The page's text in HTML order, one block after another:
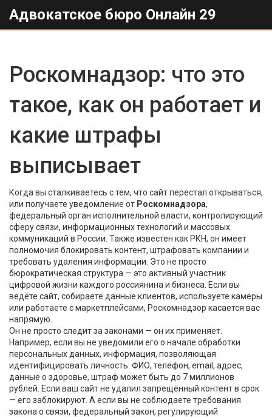
Адвокатское бюро Онлайн 29
Роскомнадзор: что это
такое, как он работает и
какие штрафы
выписывает
Когда вы сталкиваетесь с тем, что сайт перестал открываться,
или получаете уведомление от Роскомнадзора,
федеральный орган исполнительной власти, контролирующий
сферу связи, информационных технологий и массовых
коммуникаций в России . Также известен как РКН, он имеет
полномочия блокировать контент, штрафовать компании и
требовать удаления информации. Это не просто
бюрократическая структура — это активный участник
цифровой жизни каждого россиянина и бизнеса. Если вы
ведёте сайт, собираете данные клиентов, используете камеры
или работаете с маркетплейсами, Роскомнадзор касается вас
напрямую.
Он не просто следит за законами — он их применяет.
Например, если вы не уведомили его о начале обработки
персональных данных, информация, позволяющая
идентифицировать личность: ФИО, телефон, email, адрес,
данные о здоровье, штраф может быть до 7 миллионов
рублей. Если ваш сайт не удалил запрещённый контент в срок
— его заблокируют. А если вы не соблюдаете требования
закона о связи, федеральный закон, регулирующий